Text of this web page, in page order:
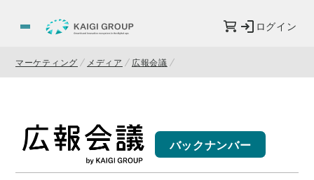
ログイン
マーケティング メディア 広報会議
バックナンバー